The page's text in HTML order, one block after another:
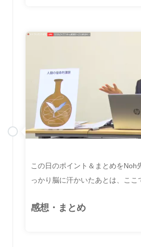
この日のポイント＆まとめをNoh
っかり脳に汗かいたあとは、ここ
感想・まとめ